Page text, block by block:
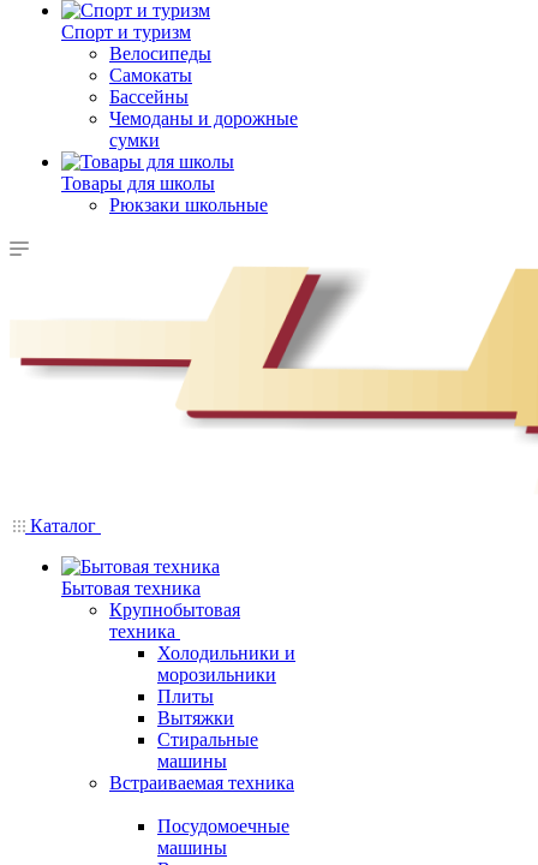
Спорт и туризм
Велосипеды
Самокаты
Бассейны
Чемоданы и дорожные
сумки
Товары для школы
Рюкзаки школьные
Каталог
Бытовая техника
Крупнобытовая
техника
Холодильники и
морозильники
Плиты
Вытяжки
Стиральные
машины
Встраиваемая техника
Посудомоечные
машины